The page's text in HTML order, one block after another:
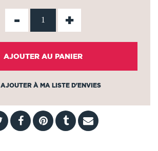
- +
AJOUTER AU PANIER
AJOUTER À MA LISTE D'ENVIES